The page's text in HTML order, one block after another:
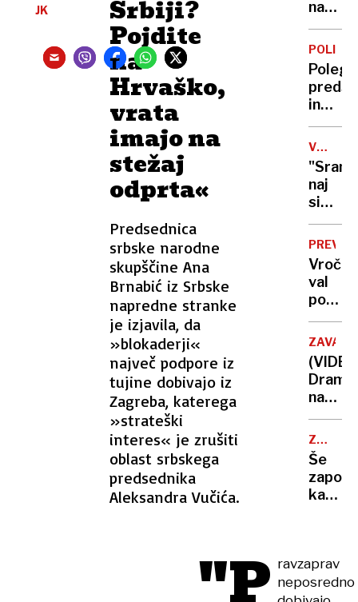
Srbiji?
Pojdite
na
Hrvaško,
vrata
imajo na
stežaj
odprta«
Predsednica
srbske narodne
skupščine Ana
Brnabić iz Srbske
napredne stranke
je izjavila, da
»blokaderji«
največ podpore iz
tujine dobivajo iz
Zagreba, katerega
»strateški
interes« je zrušiti
oblast srbskega
predsednika
Aleksandra Vučića.
JK
"P ravzaprav
neposredno
na
več
na
kakšno
je
stanje
na
Poleg
in
tudi
voznik
VOJNA
V
naj
si
s
krvjo":
Putin
vrata
vojske
odprl
še
hujšim
val
polni
samo
včeraj
trije
letos
že
več
kot
ZAVALA
Drama
na
Hvaru:
moral
tik
PERONI
Še
zapora
nato
vlaki